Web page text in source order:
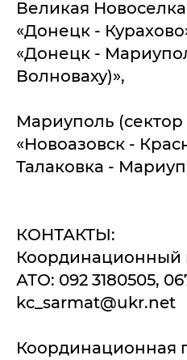
Великая Новоселка
«Донецк -
«Донецк -
Волноваху)»,
Мариуполь (сектор
«Новоазовск -
Талаковка -
КОНТАКТЫ:
Координационный
АТО: 092 3180505,
kc_sarmat@ukr.net
Координационная